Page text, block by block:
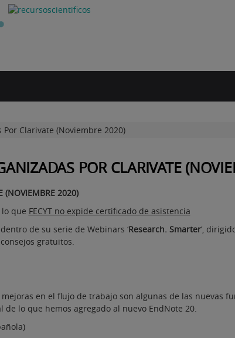
Por Clarivate (Noviembre 2020)
POR CLARIVATE
(NOVIEMBRE 2020)
que FECYT no expide certificado de asistencia
de su serie de Webinars ‘Research. Smarter’,
gratuitos.
en el flujo de trabajo son algunas de las nuevas
lo que hemos agregado al nuevo EndNote 20.